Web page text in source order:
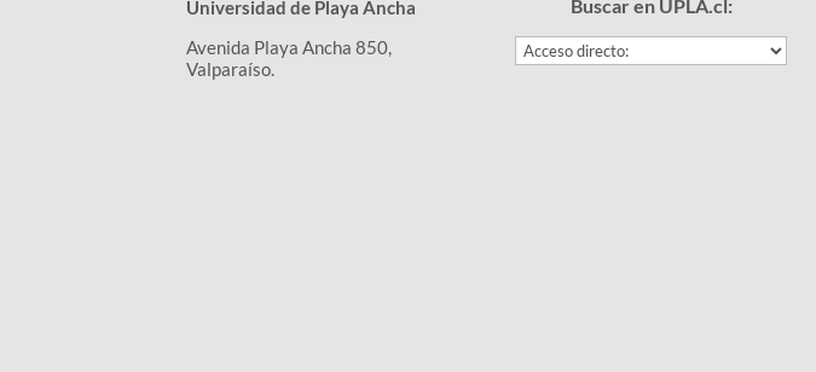
Universidad de Playa Ancha
Avenida Playa Ancha 850,
Valparaíso.
Buscar en UPLA.cl: